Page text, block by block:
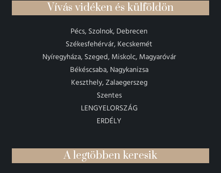
Vívás vidéken és külföldön
Pécs, Szolnok, Debrecen
Székesfehérvár, Kecskemét
Nyíregyháza, Szeged, Miskolc, Magyaróvár
Békéscsaba, Nagykanizsa
Keszthely, Zalaegerszeg
Szentes
LENGYELORSZÁG
ERDÉLY
A legtöbben keresik